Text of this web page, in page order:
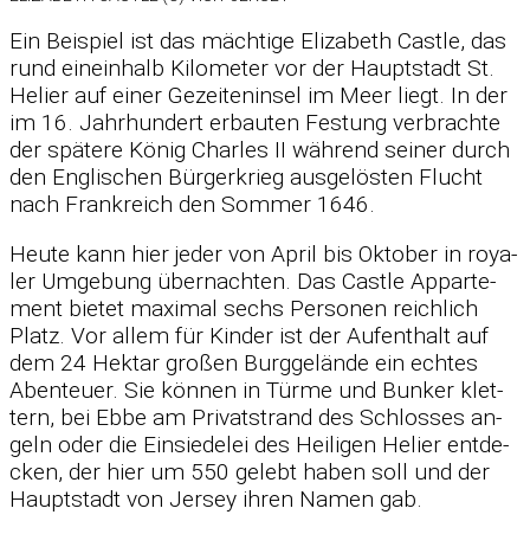
Ein Bei­spiel ist das mäch­tige Eliza­beth Castle, das
rund ein­ein­halb Ki­lo­me­ter vor der Haupt­stadt St.
He­lier auf ei­ner Ge­zei­ten­in­sel im Meer liegt. In der
im 16. Jahr­hun­dert er­bau­ten Fes­tung ver­brachte
der spä­tere Kö­nig Charles II wäh­rend sei­ner durch
den Eng­li­schen Bür­ger­krieg aus­ge­lös­ten Flucht
nach Frank­reich den Som­mer 1646.
Heute kann hier je­der von April bis Ok­to­ber in roya­
ler Um­ge­bung über­nach­ten. Das Castle Ap­par­te­
ment bie­tet ma­xi­mal sechs Per­so­nen reich­lich
Platz. Vor al­lem für Kin­der ist der Auf­ent­halt auf
dem 24 Hektar gro­ßen Burg­ge­lände ein ech­tes
Aben­teuer. Sie kön­nen in Türme und Bun­ker klet­
tern, bei Ebbe am Pri­vat­strand des Schlos­ses an­
geln oder die Ein­sie­de­lei des Hei­li­gen He­lier ent­de­
cken, der hier um 550 ge­lebt ha­ben soll und der
Haupt­stadt von Jer­sey ih­ren Na­men gab.